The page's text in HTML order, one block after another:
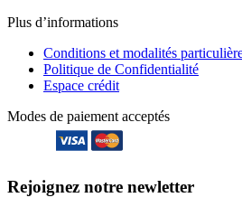
Plus d’informations
Conditions et modalités
Politique de Confidentialité
Espace crédit
Modes de paiement acceptés
Rejoignez notre newletter